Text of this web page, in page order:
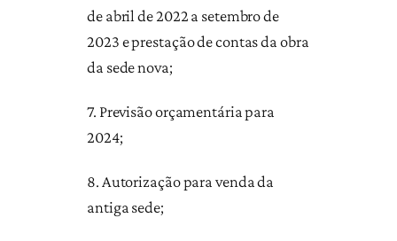
de abril de 2022 a setembro de
2023 e prestação de contas da obra
da sede nova;
7. Previsão orçamentária para
2024;
8. Autorização para venda da
antiga sede;